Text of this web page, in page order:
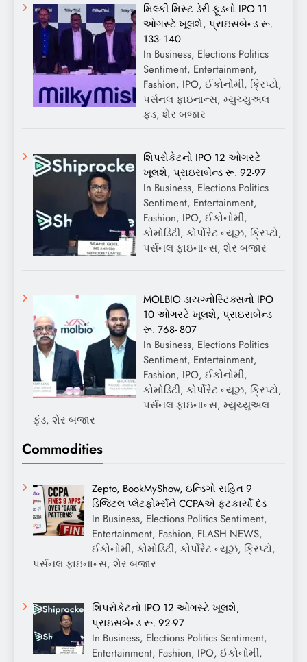
મિલ્કી મિસ્ટ ડેરી ફૂડનો IPO 11
ઓગસ્ટે ખૂલશે, પ્રાઇસબેન્ડ રૂ.
133- 140
In Business, Elections Politics
Sentiment, Entertainment,
Fashion, IPO, ઈકોનોમી, ક્રિપ્ટો,
પર્સનલ ફાઇનાન્સ, મ્યુચ્યુઅલ
ફંડ, શેર બજાર
શિપરોકેટનો IPO 12 ઓગસ્ટે
ખૂલશે, પ્રાઇસબેન્ડ રૂ. 92-97
In Business, Elections Politics
Sentiment, Entertainment,
Fashion, IPO, ઈકોનોમી,
કોમોડિટી, કોર્પોરેટ ન્યૂઝ, ક્રિપ્ટો,
પર્સનલ ફાઇનાન્સ, શેર બજાર
MOLBIO ડાયગ્નોસ્ટિક્સનો IPO
10 ઓગસ્ટે ખૂલશે, પ્રાઇસબેન્ડ
રૂ. 768- 807
In Business, Elections Politics
Sentiment, Entertainment,
Fashion, IPO, ઈકોનોમી,
કોમોડિટી, કોર્પોરેટ ન્યૂઝ, ક્રિપ્ટો,
પર્સનલ ફાઇનાન્સ, મ્યુચ્યુઅલ
ફંડ, શેર બજાર
Commodities
Zepto, BookMyShow, ઇન્ડિગો સહિત 9
ડિજિટલ પ્લેટફોર્મ્સને CCPAએ ફટકાર્યો દંડ
In Business, Elections Politics Sentiment,
Entertainment, Fashion, FLASH NEWS,
ઈકોનોમી, કોમોડિટી, કોર્પોરેટ ન્યૂઝ, ક્રિપ્ટો,
પર્સનલ ફાઇનાન્સ, શેર બજાર
શિપરોકેટનો IPO 12 ઓગસ્ટે ખૂલશે,
પ્રાઇસબેન્ડ રૂ. 92-97
In Business, Elections Politics Sentiment,
Entertainment, Fashion, IPO, ઈકોનોમી,